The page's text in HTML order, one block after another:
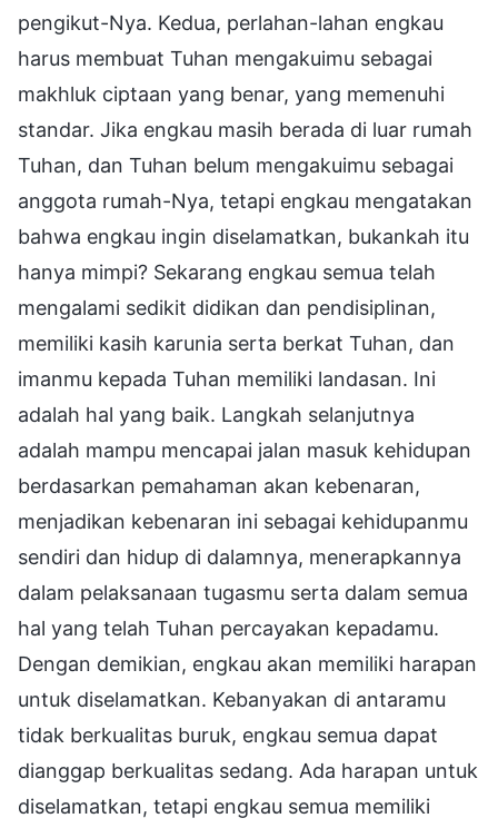
pengikut-Nya. Kedua, perlahan-lahan engkau
harus membuat Tuhan mengakuimu sebagai
makhluk ciptaan yang benar, yang memenuhi
standar. Jika engkau masih berada di luar rumah
Tuhan, dan Tuhan belum mengakuimu sebagai
anggota rumah-Nya, tetapi engkau mengatakan
bahwa engkau ingin diselamatkan, bukankah itu
hanya mimpi? Sekarang engkau semua telah
mengalami sedikit didikan dan pendisiplinan,
memiliki kasih karunia serta berkat Tuhan, dan
imanmu kepada Tuhan memiliki landasan. Ini
adalah hal yang baik. Langkah selanjutnya
adalah mampu mencapai jalan masuk kehidupan
berdasarkan pemahaman akan kebenaran,
menjadikan kebenaran ini sebagai kehidupanmu
sendiri dan hidup di dalamnya, menerapkannya
dalam pelaksanaan tugasmu serta dalam semua
hal yang telah Tuhan percayakan kepadamu.
Dengan demikian, engkau akan memiliki harapan
untuk diselamatkan. Kebanyakan di antaramu
tidak berkualitas buruk, engkau semua dapat
dianggap berkualitas sedang. Ada harapan untuk
diselamatkan, tetapi engkau semua memiliki